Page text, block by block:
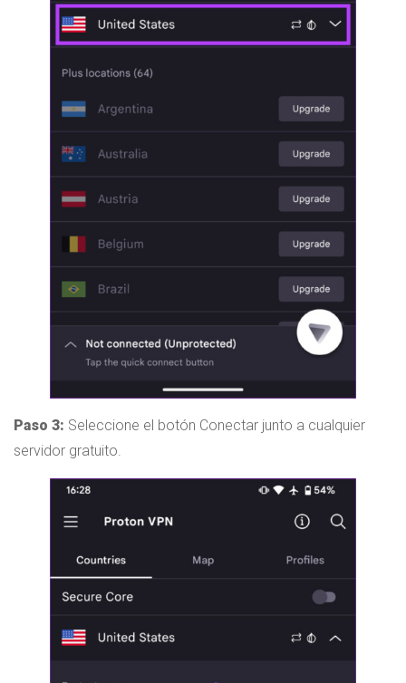
Paso 3: Seleccione el botón Conectar junto a cualquier
servidor gratuito.